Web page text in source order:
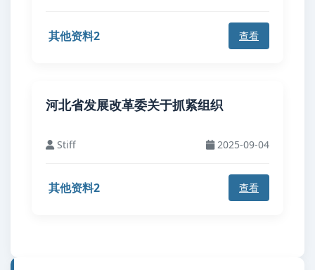
其他资料2 查看
河北省发展改革委关于抓紧组织
Stiff 2025-09-04
其他资料2 查看